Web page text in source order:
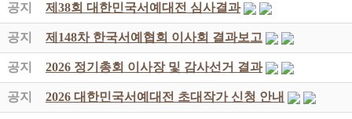
공지 제38회 대한민국서예대전 심사결과
공지 제148차 한국서예협회 이사회 결과보고
공지 2026 정기총회 이사장 및 감사선거 결과
공지 2026 대한민국서예대전 초대작가 신청 안내